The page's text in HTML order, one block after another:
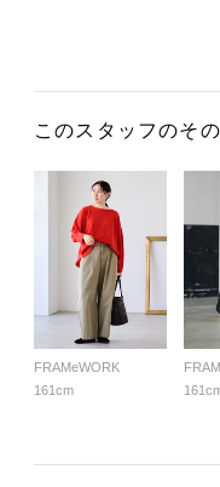
このスタッフのそ
FRAMeWORK
161cm